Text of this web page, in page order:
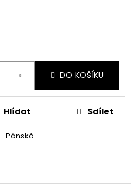
DO KOŠÍKU
Pánská
Hlídat Sdílet